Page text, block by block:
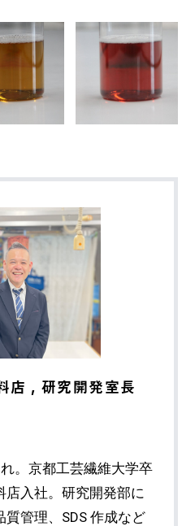
店 , 研究開発室長
。京都工芸繊維大学卒
入社。研究開発部に
管理、SDS 作成など